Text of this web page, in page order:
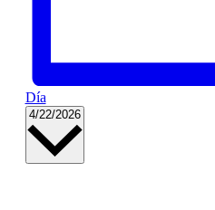
Día
4/22/2026 Selecciona